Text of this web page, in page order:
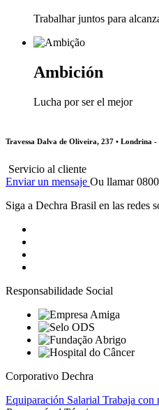
Trabalhar juntos para
Ambición
Lucha por ser el mejor
Travessa Dalva de Oliveira, 237 • Londrina -
Servicio al cliente
Enviar un mensaje Ou llamar
Siga a Dechra Brasil en las redes
Responsabilidade Social
Corporativo Dechra
Equiparación Salarial Trabaja con